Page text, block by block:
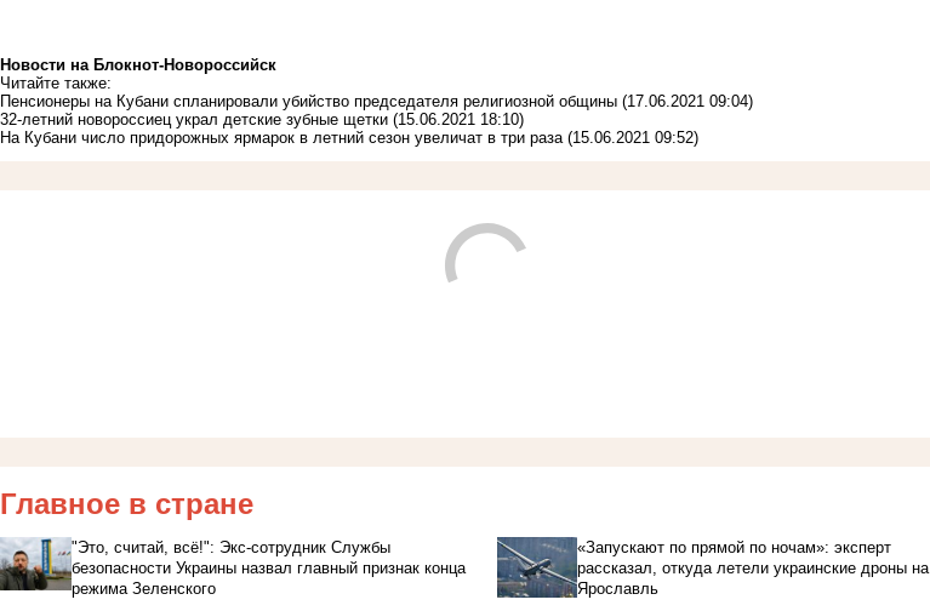
Новости на Блoкнoт-Новороссийск
Читайте также:
Пенсионеры на Кубани спланировали убийство председателя религиозной общины (17.06.2021 09:04)
32-летний новороссиец украл детские зубные щетки (15.06.2021 18:10)
На Кубани число придорожных ярмарок в летний сезон увеличат в три раза (15.06.2021 09:52)
Главное в стране
"Это, считай, всё!": Экс-сотрудник Службы
безопасности Украины назвал главный признак конца
режима Зеленского
«Запускают по прямой по ночам»: эксперт
рассказал, откуда летели украинские дроны на
Ярославль